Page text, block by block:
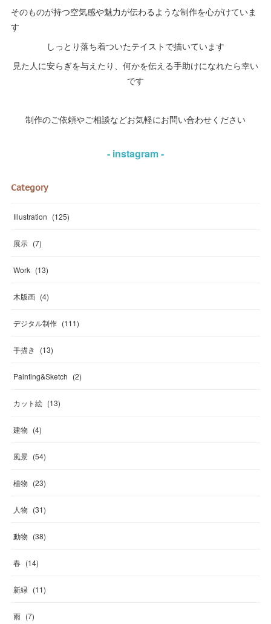
そのものが持つ空気感や魅力が伝わるような制作を心がけていま
す
しっとり落ち着ついたテイストで描いています
見た人に安らぎを与えたり、何かを伝える手助けになれたら幸い
です
制作のご依頼やご相談などお気軽にお問い合わせください
- instagram -
Category
Illustration (125)
展示 (7)
Work (13)
木版画 (4)
デジタル制作 (111)
手描き (13)
Painting&Sketch (2)
カット絵 (13)
建物 (4)
風景 (54)
植物 (23)
人物 (31)
動物 (38)
春 (14)
新緑 (11)
雨 (7)